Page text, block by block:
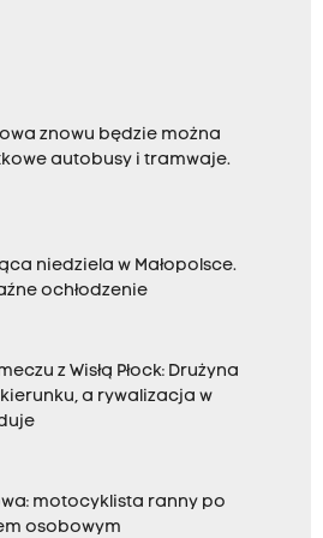
znowu będzie można
autobusy i tramwaje.
niedziela w Małopolsce.
ochłodzenie
z Wisłą Płock: Drużyna
a rywalizacja w
motocyklista ranny po
osobowym